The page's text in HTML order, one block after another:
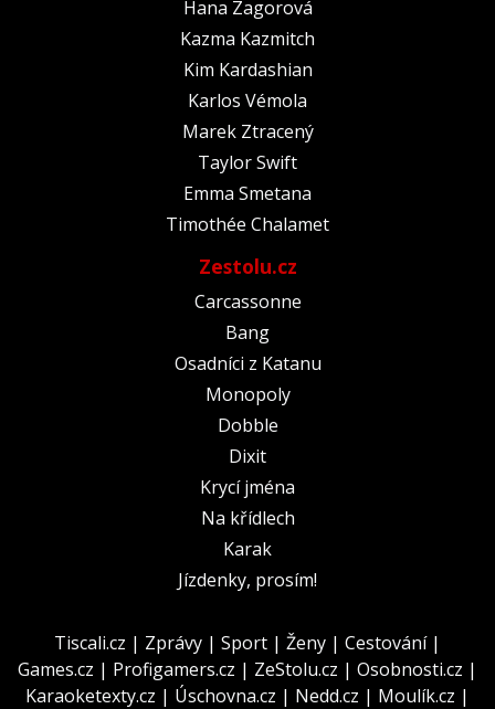
Hana Zagorová
Kazma Kazmitch
Kim Kardashian
Karlos Vémola
Marek Ztracený
Taylor Swift
Emma Smetana
Timothée Chalamet
Zestolu.cz
Carcassonne
Bang
Osadníci z Katanu
Monopoly
Dobble
Dixit
Krycí jména
Na křídlech
Karak
Jízdenky, prosím!
Tiscali.cz | Zprávy | Sport | Ženy | Cestování|
Games.cz | Profigamers.cz | ZeStolu.cz | Osobnosti.cz |
Karaoketexty.cz | Úschovna.cz | Nedd.cz | Moulík.cz |